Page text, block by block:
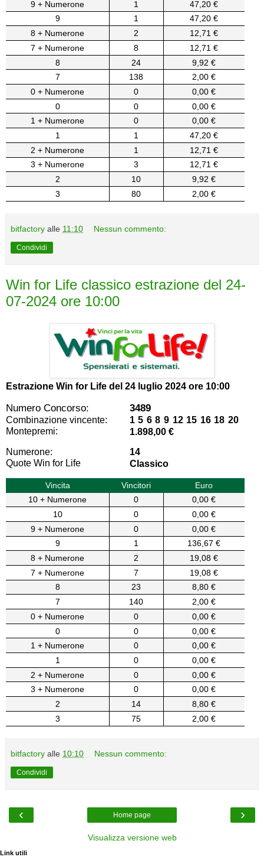
9 + Numerone
1
47,20 €
9
1
47,20 €
8 + Numerone
2
12,71 €
7 + Numerone
8
12,71 €
8
24
9,92 €
7
138
2,00 €
0 + Numerone
0
0,00 €
0
0
0,00 €
1 + Numerone
0
0,00 €
1
1
47,20 €
2 + Numerone
1
12,71 €
3 + Numerone
3
12,71 €
2
10
9,92 €
3
80 2,00 €
bitfactory alle 11:10 Nessun commento:
Condividi
Win for Life classico estrazione del 24-
07-2024 ore 10:00
Estrazione Win for Life del 24 luglio 2024 ore 10:00
Numero Concorso: 3489
Combinazione vincente:
1 5 6 8 9 12 15 16 18 20
Montepremi:
1.898,00 €
Numerone:
14
Quote Win for Life
Classico
Vincita Vincitori
Euro
10 + Numerone
0
0,00 €
10
0
0,00 €
9 + Numerone
0
0,00 €
9
1
136,67 €
8 + Numerone
2
19,08 €
7 + Numerone
7
19,08 €
8
23
8,80 €
7
140
2,00 €
0 + Numerone
0
0,00 €
0
0
0,00 €
1 + Numerone
0
0,00 €
1
0
0,00 €
2 + Numerone
0
0,00 €
3 + Numerone
0
0,00 €
2
14
8,80 €
3
75 2,00 €
bitfactory alle 10:10 Nessun commento:
Condividi
‹ ›
Home page
Visualizza versione web
Link utili